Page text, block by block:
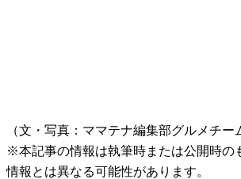
（文・写真：ママテナ編集部グルメチー
※本記事の情報は執筆時または公開時の
情報とは異なる可能性があります。